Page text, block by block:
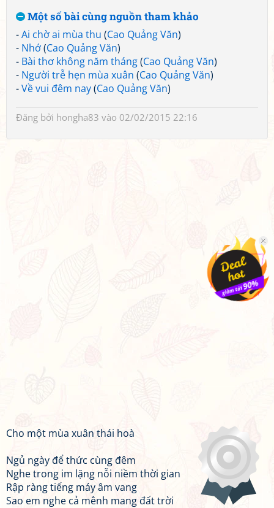
Một số bài cùng nguồn tham khảo
-Ai chờ ai mùa thu (Cao Quảng Văn)
- Nhớ(Cao Quảng Văn)
- Bài thơ không năm tháng(Cao Quảng Văn)
- Người trễ hẹn mùa xuân (Cao Quảng Văn)
-Về vui đêm nay(Cao Quảng Văn)
Đăng bởi hongha83 vào 02/02/2015 22:16
Cho một mùa xuân thái hoà
Ngủ ngày để thức cùng đêm
Nghe trong im lặng nỗi niềm thời gian
Rập ràng tiếng máy âm vang
Sao em nghe cả mênh mang đất trời